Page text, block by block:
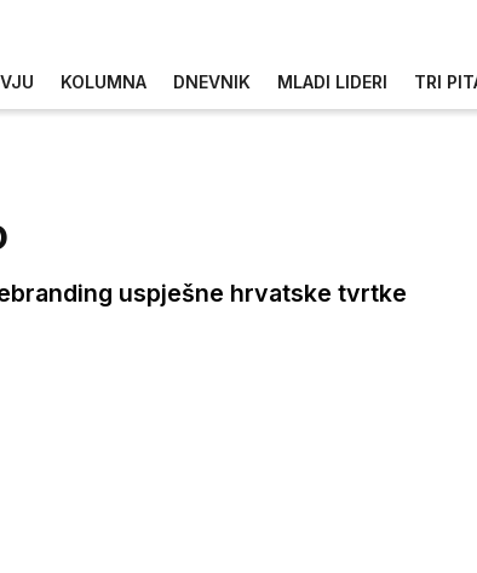
KOLUMNA DNEVNIK MLADI LIDERI TRI
uspješne hrvatske tvrtke